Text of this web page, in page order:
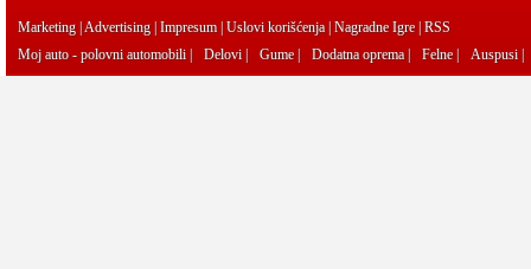
Marketing|Advertising|Impresum|Uslovi korišćenja|Nagradne Igre|RSS
Moj auto - polovni automobili
Delovi Gume| Dodatna oprema| Felne| Auspusi